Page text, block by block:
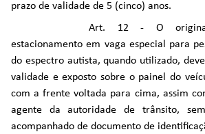
prazo de validade de 5 (cinco) anos.
Art. 12 - O
estacionamento em vaga especial para
do espectro autista, quando utilizado,
validade e exposto sobre o painel do
com a frente voltada para cima, assim
agente da autoridade de trânsito,
acompanhado de documento de